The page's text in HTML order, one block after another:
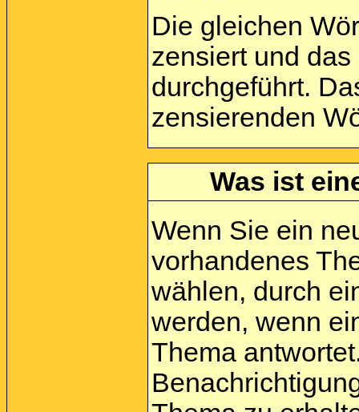
Die gleichen
zensiert und
durchgeführt.
zensierenden
Was ist
Wenn Sie ein
vorhandenes
wählen, durch
werden, wenn
Thema